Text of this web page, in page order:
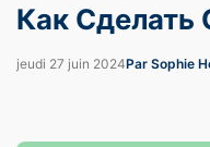
Как
jeudi 27 juin 2024Par Sophie